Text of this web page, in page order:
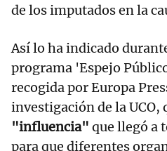
de los imputados en la
Así lo ha indicado
programa 'Espejo
recogida por Europa
investigación de la UCO,
"influencia" que llegó a
para que diferentes